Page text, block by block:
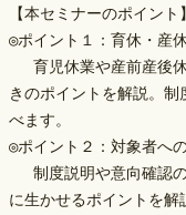
【本セミナーのポイント】
◎ポイント１：育休・産
きのポイントを解説。
べます。
◎ポイント２：対象者へ
に生かせるポイントを解